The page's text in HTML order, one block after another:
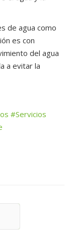
de agua como
es con
del agua
a evitar la
#Servicios